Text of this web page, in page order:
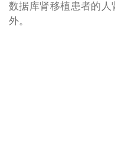
数据库肾移植患者的
外。